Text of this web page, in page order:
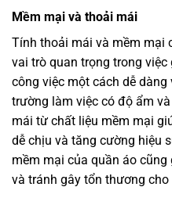
Mềm mại và thoải mái
Tính thoải mái và mềm mại
vai trò quan trọng trong
công việc một cách dễ
trường làm việc có độ ẩm
mái từ chất liệu mềm mại
dễ chịu và tăng cường hiệu
mềm mại của quần áo
và tránh gây tổn thương cho